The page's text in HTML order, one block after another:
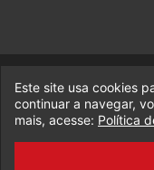
© 2017-2026
Este site usa cookies
continuar a navegar,
mais, acesse: Política